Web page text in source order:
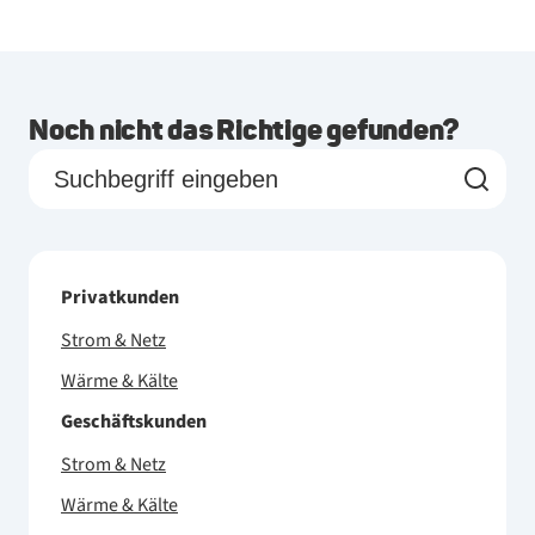
Noch nicht das Richtige gefunden?
Privatkunden
Strom & Netz
Wärme & Kälte
Geschäftskunden
Strom & Netz
Wärme & Kälte